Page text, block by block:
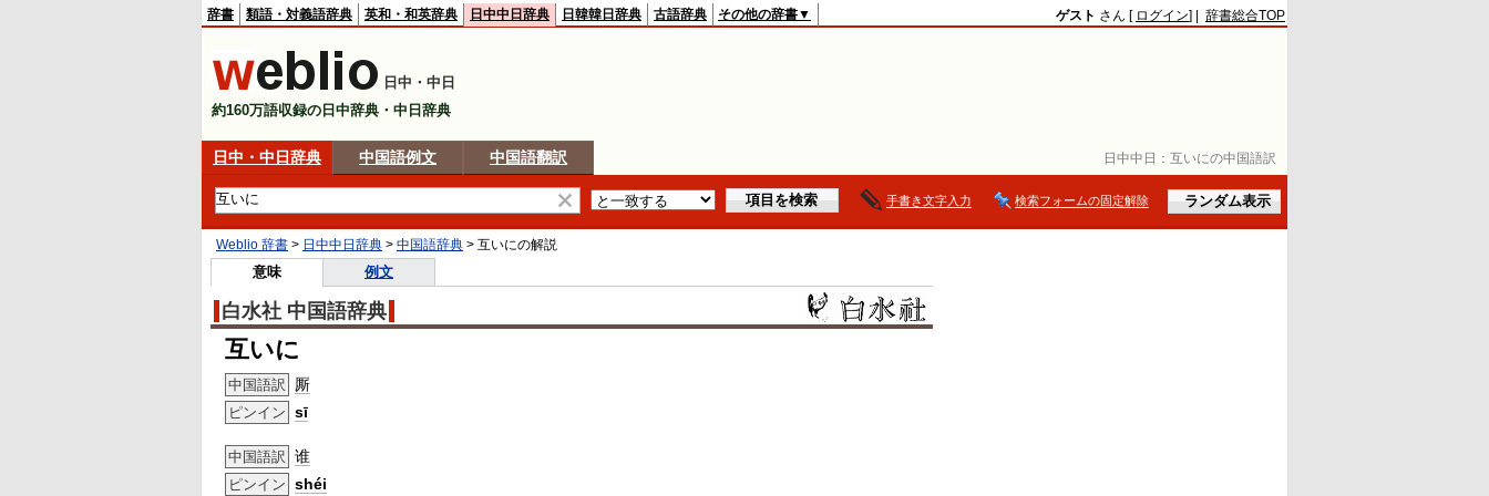
日中中日： 互いにの中国語訳
辞書 類語・対義語辞典 英和・和英辞典 日中中日辞典 日韓韓日辞典 古語辞典 その他の辞書▼ ゲスト さん [ ログイン] | 辞書総合TOP
日中・中日
約160万語収録の日中辞典・中日辞典
日中・中日辞典 中国語例文 中国語翻訳
手書き文字入力 検索フォームの固定解除
Weblio 辞書 > 日中中日辞典 > 中国語辞典 > 互いにの解説
意味 例文
白水社 中国語辞典
互いに
中国語訳 厮
ピンイン sī
中国語訳 谁
ピンイン shéi